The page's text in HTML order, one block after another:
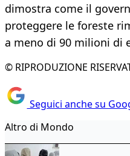
dimostra come il
proteggere le foreste
a meno di 90 milioni di
© RIPRODUZIONE
Seguici anche su
Altro di Mondo